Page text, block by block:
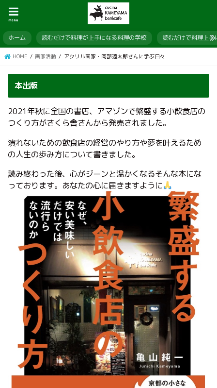
menu
ホーム 読むだけで料理が上手になる料理の学校 読むだけで料理上
HOME 画家活動 アクリル画家・岡部遼太郎さんに学ぶ日々
本出版
2021年秋に全国の書店、アマゾンで繁盛する小飲食店の
つくり方がさくら舎さんから発売されました。
潰れないための飲食店の経営のやり方や夢を叶えるため
の人生の歩み方について書きました。
読み終わった後、心がジーンと温かくなるそんな本にな
っております。あなたの心に届きますように